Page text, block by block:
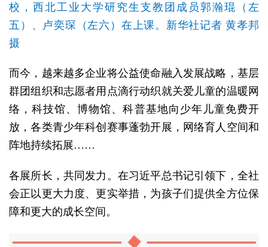
校，西北工业大学研究生支教团成员郭瀚琨（左
五）、卢奕琛（左六）在上课。新华社记者 黄孝邦
摄
而今，越来越多企业将公益使命融入发展战略，基层
群团组织和志愿者用点滴行动织就关爱儿童的温暖网
络，科技馆、博物馆、科普基地向少年儿童免费开
放，各类青少年科创赛事蓬勃开展，网络育人空间和
阵地持续拓展……
各展所长，共同发力。在习近平总书记引领下，全社
会正以更大力度、更实举措，为孩子们提供全方位保
障和更大的成长空间。